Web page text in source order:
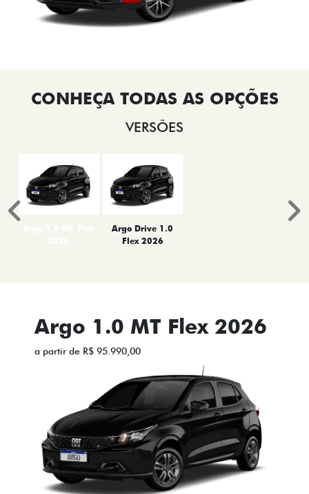
VERSÕES
Argo Drive 1.0
Flex 2026
Anterior
Argo 1.0 MT Flex 2026
a partir de R$ 95.990,00